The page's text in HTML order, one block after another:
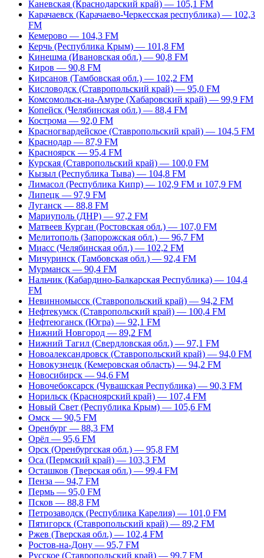
Каневская (Краснодарский край) — 105,1 FM
Карачаевск (Карачаево-Черкесская республика) — 102,3
FM
Кемерово — 104,3 FM
Керчь (Республика Крым) — 101,8 FM
Кинешма (Ивановская обл.) — 90,8 FM
Киров — 90,8 FM
Кирсанов (Тамбовская обл.) — 102,2 FM
Кисловодск (Ставропольский край) — 95,0 FM
Комсомольск-на-Амуре (Хабаровский край) — 99,9 FM
Копейск (Челябинская обл.) — 88,4 FM
Кострома — 92,0 FM
Красногвардейское (Ставропольский край) — 104,5 FM
Краснодар — 87,9 FM
Красноярск — 95,4 FM
Курская (Ставропольский край) — 100,0 FM
Кызыл (Республика Тыва) — 104,8 FM
Лимасол (Республика Кипр) — 102,9 FM и 107,9 FM
Липецк — 97,9 FM
Луганск — 88,8 FM
Мариуполь (ДНР) — 97,2 FM
Матвеев Курган (Ростовская обл.) — 107,0 FM
Мелитополь (Запорожская обл.) — 96,7 FM
Миасс (Челябинская обл.) — 102,2 FM
Мичуринск (Тамбовская обл.) — 92,4 FM
Мурманск — 90,4 FM
Нальчик (Кабардино-Балкарская Республика) — 104,4
FM
Невинномысск (Ставропольский край) — 94,2 FM
Нефтекумск (Ставропольский край) — 100,4 FM
Нефтеюганск (Югра) — 92,1 FM
Нижний Новгород — 89,2 FM
Нижний Тагил (Свердловская обл.) — 97,1 FM
Новоалександровск (Ставропольский край) — 94,0 FM
Новокузнецк (Кемеровская область) — 94,2 FM
Новосибирск — 94,6 FM
Новочебоксарск (Чувашская Республика) — 90,3 FM
Норильск (Красноярский край) — 107,4 FM
Новый Свет (Республика Крым) — 105,6 FM
Омск — 90,5 FM
Оренбург — 88,3 FM
Орёл — 95,6 FM
Орск (Оренбургская обл.) — 95,8 FM
Оса (Пермский край) — 103,3 FM
Осташков (Тверская обл.) — 99,4 FM
Пенза — 94,7 FM
Пермь — 95,0 FM
Псков — 88,8 FM
Петрозаводск (Республика Карелия) — 101,0 FM
Пятигорск (Ставропольский край) — 89,2 FM
Ржев (Тверская обл.) — 102,4 FM
Ростов-на-Дону — 95,7 FM
Русское (Ставропольский край) — 99,7 FM